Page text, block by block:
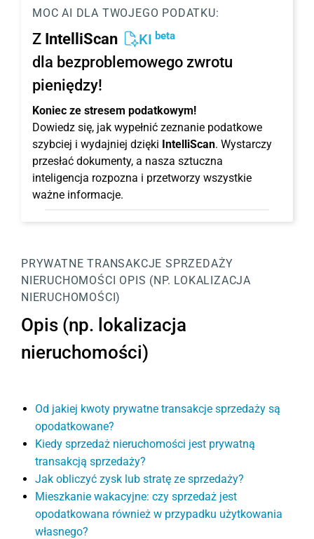
MOC AI DLA TWOJEGO PODATKU:
Z IntelliScan KI beta
dla bezproblemowego zwrotu
pieniędzy!
Koniec ze stresem podatkowym!
Dowiedz się, jak wypełnić zeznanie podatkowe
szybciej i wydajniej dzięki IntelliScan. Wystarczy
przesłać dokumenty, a nasza sztuczna
inteligencja rozpozna i przetworzy wszystkie
ważne informacje.
PRYWATNE TRANSAKCJE SPRZEDAŻY
NIERUCHOMOŚCI OPIS (NP. LOKALIZACJA
NIERUCHOMOŚCI)
Opis (np. lokalizacja
nieruchomości)
Od jakiej kwoty prywatne transakcje sprzedaży są
opodatkowane?
Kiedy sprzedaż nieruchomości jest prywatną
transakcją sprzedaży?
Jak obliczyć zysk lub stratę ze sprzedaży?
Mieszkanie wakacyjne: czy sprzedaż jest
opodatkowana również w przypadku użytkowania
własnego?